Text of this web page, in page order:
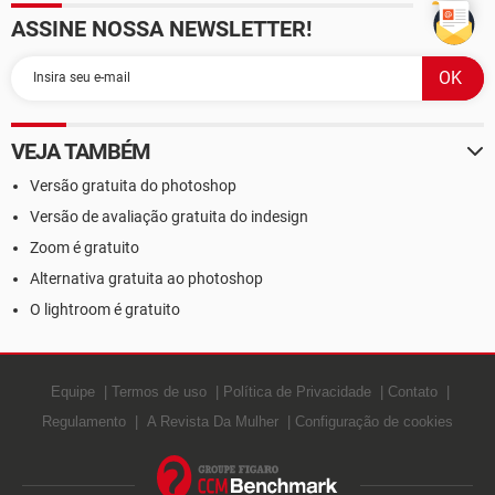
ASSINE NOSSA NEWSLETTER!
VEJA TAMBÉM
Versão gratuita do photoshop
Versão de avaliação gratuita do indesign
Zoom é gratuito
Alternativa gratuita ao photoshop
O lightroom é gratuito
Equipe Termos de uso Política de Privacidade
Contato
Regulamento
A Revista Da Mulher Configuração de cookies